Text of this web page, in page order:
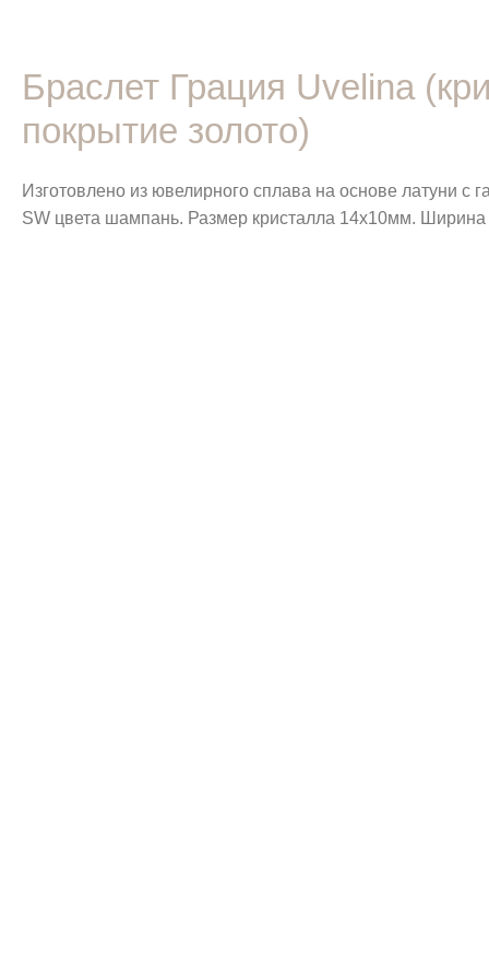
Браслет Грация Uvelina
покрытие золото)
Изготовлено из ювелирного сплава на основе латуни
SW цвета шампань. Размер кристалла 14х10мм. Ширина